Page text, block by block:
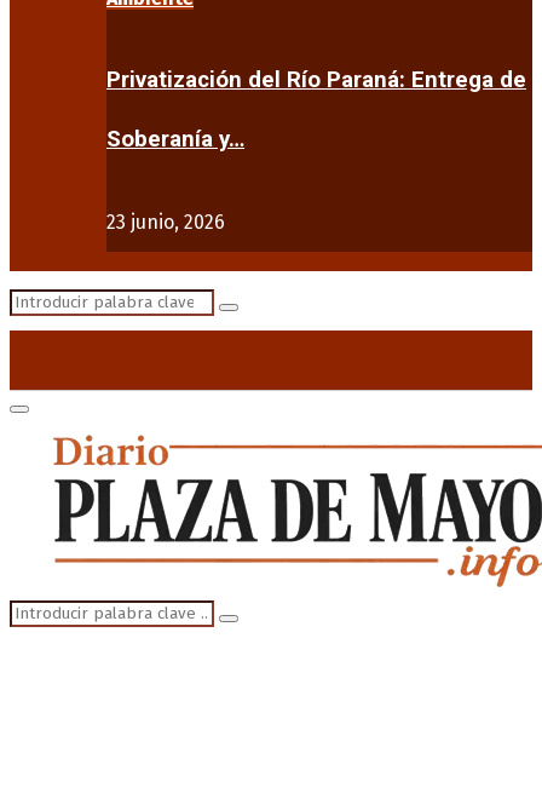
Privatización del Río Paraná: Entrega de
Soberanía y…
23 junio, 2026
Search
Search
Primary
Menu
Search
for:
Search